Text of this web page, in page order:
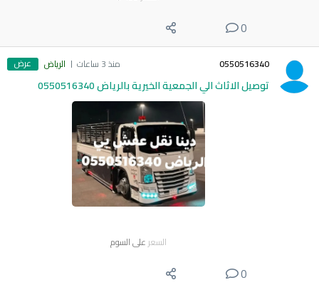
0
0550516340 منذ 3 ساعات الرياض عرض
توصيل الاثاث الي الجمعية الخيرية بالرياض 0550516340
السعر على السوم
0